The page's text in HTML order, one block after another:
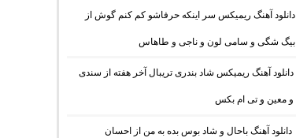
دانلود آهنگ ریمیکس سر اینکه حرفاشو کم کنم گوش از
بیگ شگی و سامی لون و ناجی و طاهاس
دانلود آهنگ ریمیکس شاد بندری تریبال آخر هفته از سندی
و معین و تی ام بکس
دانلود آهنگ باحال و شاد بوس بده به من از احسان